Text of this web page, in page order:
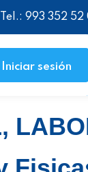
Tel.: 993 352 52
Iniciar sesión